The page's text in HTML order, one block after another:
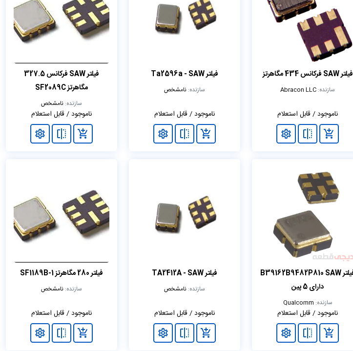
فیلتر SAW فرکانس 434 مگاهرتز
سازنده: Abracon LLC
ناموجود / قابل استعلام
فیلتر Ta2596a - SAW
سازنده: نامشخص
ناموجود / قابل استعلام
فیلتر SAW فرکانس 327.5
مگاهرتز SF2089C
سازنده: نامشخص
ناموجود / قابل استعلام
فیلتر B39162B9482P810 SAW
دارای 5 پین
سازنده: Qualcomm
ناموجود / قابل استعلام
فیلتر TA2412A - SAW
سازنده: نامشخص
ناموجود / قابل استعلام
فیلتر 280 مگاهرتز SF1189B-1
سازنده: نامشخص
ناموجود / قابل استعلام